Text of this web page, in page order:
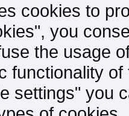
cookies to
you
the usage
functionality
settings" you